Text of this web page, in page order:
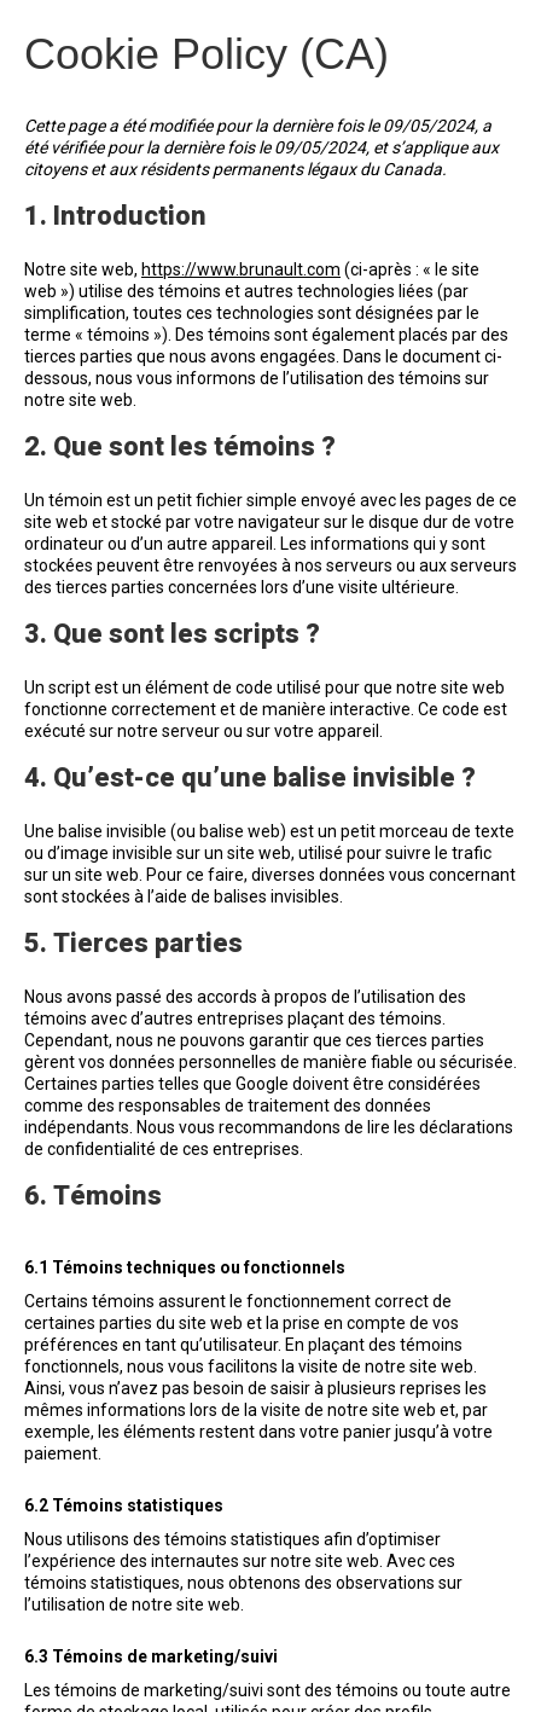
Cookie Policy (CA)
Cette page a été modifiée pour la dernière fois le 09/05/2024, a
été vérifiée pour la dernière fois le 09/05/2024, et s’applique aux
citoyens et aux résidents permanents légaux du Canada.
1. Introduction
Notre site web, https://www.brunault.com (ci-après : « le site
web ») utilise des témoins et autres technologies liées (par
simplification, toutes ces technologies sont désignées par le
terme « témoins »). Des témoins sont également placés par des
tierces parties que nous avons engagées. Dans le document ci-
dessous, nous vous informons de l’utilisation des témoins sur
notre site web.
2. Que sont les témoins ?
Un témoin est un petit fichier simple envoyé avec les pages de ce
site web et stocké par votre navigateur sur le disque dur de votre
ordinateur ou d’un autre appareil. Les informations qui y sont
stockées peuvent être renvoyées à nos serveurs ou aux serveurs
des tierces parties concernées lors d’une visite ultérieure.
3. Que sont les scripts ?
Un script est un élément de code utilisé pour que notre site web
fonctionne correctement et de manière interactive. Ce code est
exécuté sur notre serveur ou sur votre appareil.
4. Qu’est-ce qu’une balise invisible ?
Une balise invisible (ou balise web) est un petit morceau de texte
ou d’image invisible sur un site web, utilisé pour suivre le trafic
sur un site web. Pour ce faire, diverses données vous concernant
sont stockées à l’aide de balises invisibles.
5. Tierces parties
Nous avons passé des accords à propos de l’utilisation des
témoins avec d’autres entreprises plaçant des témoins.
Cependant, nous ne pouvons garantir que ces tierces parties
gèrent vos données personnelles de manière fiable ou sécurisée.
Certaines parties telles que Google doivent être considérées
comme des responsables de traitement des données
indépendants. Nous vous recommandons de lire les déclarations
de confidentialité de ces entreprises.
6. Témoins
6.1 Témoins techniques ou fonctionnels
Certains témoins assurent le fonctionnement correct de
certaines parties du site web et la prise en compte de vos
préférences en tant qu’utilisateur. En plaçant des témoins
fonctionnels, nous vous facilitons la visite de notre site web.
Ainsi, vous n’avez pas besoin de saisir à plusieurs reprises les
mêmes informations lors de la visite de notre site web et, par
exemple, les éléments restent dans votre panier jusqu’à votre
paiement.
6.2 Témoins statistiques
Nous utilisons des témoins statistiques afin d’optimiser
l’expérience des internautes sur notre site web. Avec ces
témoins statistiques, nous obtenons des observations sur
l’utilisation de notre site web.
6.3 Témoins de marketing/suivi
Les témoins de marketing/suivi sont des témoins ou toute autre